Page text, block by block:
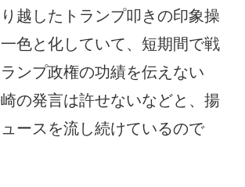
越したトランプ叩きの印象操
色と化していて、短期間で戦
ンプ政権の功績を伝えない
の発言は許せないなどと、揚
ースを流し続けているので